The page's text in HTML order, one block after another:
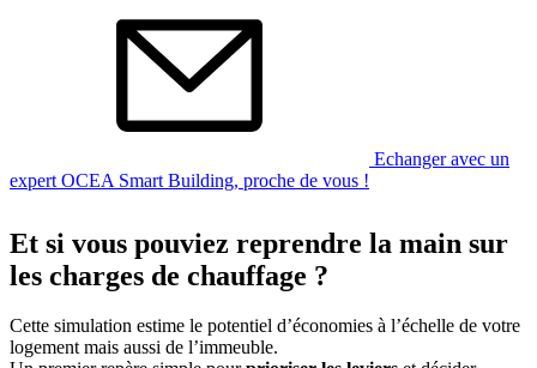
Echanger avec un
expert OCEA Smart Building, proche de vous !
Et si vous pouviez reprendre la main sur
les charges de chauffage ?
Cette simulation estime le potentiel d’économies à l’échelle de votre
logement mais aussi de l’immeuble.